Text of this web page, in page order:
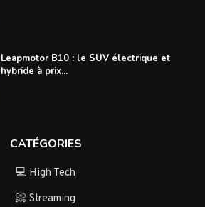
Leapmotor B10 : le SUV électrique et
hybride à prix...
CATÉGORIES
💻 High Tech
📀 Streaming